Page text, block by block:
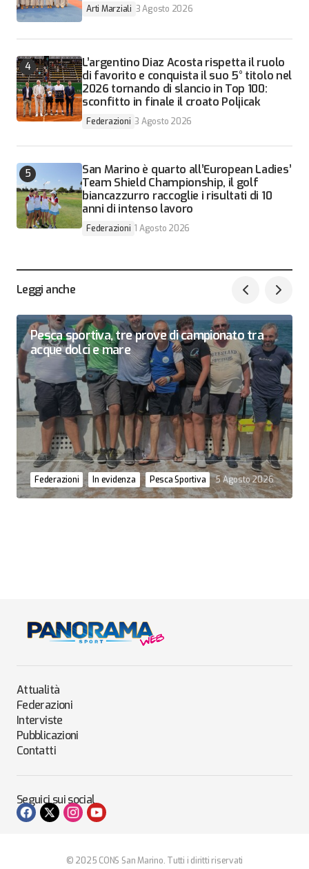
Arti Marziali 3 Agosto 2026
L’argentino Diaz Acosta rispetta il ruolo
di favorito e conquista il suo 5° titolo nel
2026 tornando di slancio in Top 100:
sconfitto in finale il croato Poljicak
Federazioni 3 Agosto 2026
San Marino è quarto all’European Ladies’
Team Shield Championship, il golf
biancazzurro raccoglie i risultati di 10
anni di intenso lavoro
Federazioni 1 Agosto 2026
Leggi anche
Pesca sportiva, tre prove di campionato tra
acque dolci e mare
Federazioni In evidenza Pesca Sportiva 5 Agosto 2026
Attualità
Federazioni
Interviste
Pubblicazioni
Contatti
Seguici sui social
© 2025 CONS San Marino. Tutti i diritti riservati